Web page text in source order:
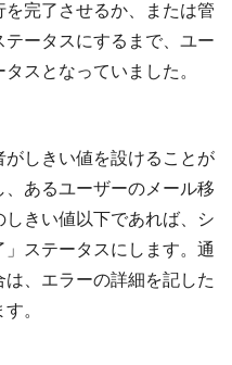
完了させるか、または管
ータスにするまで、ユー
スとなっていました。
しきい値を設けることが
あるユーザーのメール移
きい値以下であれば、シ
ステータスにします。通
、エラーの詳細を記した
。